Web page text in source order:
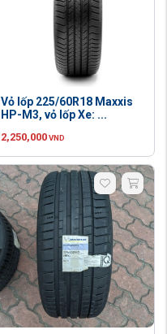
Vỏ lốp 225/60R18 Maxxis
HP-M3, vỏ lốp Xe: ...
2,250,000 VND